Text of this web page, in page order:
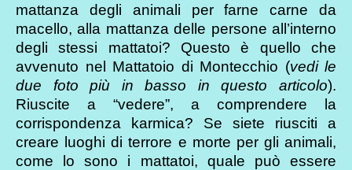
mattanza degli animali per farne carne da
macello, alla mattanza delle persone all’interno
degli stessi mattatoi? Questo è quello che
avvenuto nel Mattatoio di Montecchio (vedi le
due foto più in basso in questo articolo).
Riuscite a “vedere”, a comprendere la
corrispondenza karmica? Se siete riusciti a
creare luoghi di terrore e morte per gli animali,
come lo sono i mattatoi, quale può essere